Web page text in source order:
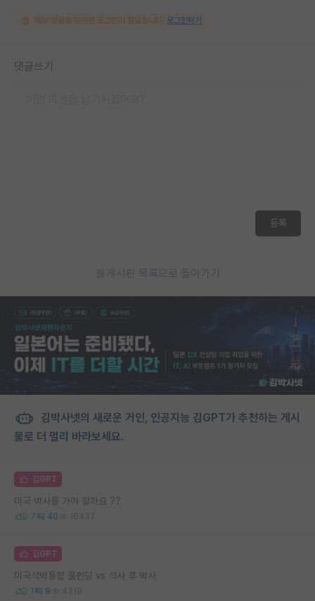
해당 댓글을 보려면 로그인이 필요합니다. 로그인하기
댓글쓰기
등록
게시판 목록으로 돌아가기
김박사넷의 새로운 거인, 인공지능 김GPT가 추천하는 게시
물로 더 멀리 바라보세요.
김GPT
미국 박사를 가야 할까요 ??
7 40 16437
김GPT
미국석박통합 풀펀딩 vs 석사 후 박사
1 9 4319